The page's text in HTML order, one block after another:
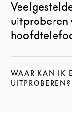
uitproberen
WAAR KAN IK
UITPROBEREN?
CLICK TO